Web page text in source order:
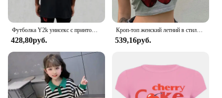
Футболка Y2k унисекс с принтом «живое доказательство влюбленного Бога» для мужчин и женщин, свободная Классическая рубашка с коротким рукавом, с христианским крестом и Иисусом, лето
428,80руб.
Кроп-топ женский летний в стиле 90-х с изображением клубники и вишни
539,16руб.